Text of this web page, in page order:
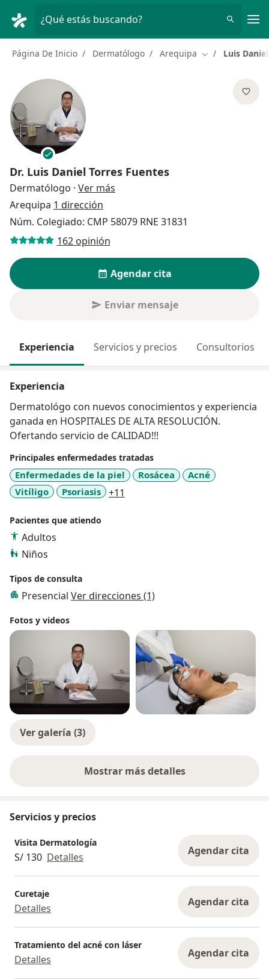
¿Qué estás buscando?
Página De Inicio Dermatólogo Arequipa Cambiar de
Luis
Dr. Luis Daniel Torres Fuentes
Dermatólogo · Ver más
Arequipa 1 dirección
Núm. Colegiado: CMP 58079 RNE 31831
162 opinión
Agendar cita
Enviar mensaje
Experiencia Servicios y precios Consultorios
Experiencia
Dermatológo con nuevos conocimientos y experiencia
ganada en HOSPITALES DE ALTA RESOLUCIÓN.
Ofertando servicio de CALIDAD!!!
Principales enfermedades tratadas
Enfermedades de la piel Rosácea
Acné
Vitíligo
Psoriasis +11
Pacientes que atiendo
Adultos
Niños
Tipos de consulta
Presencial Ver direcciones (1)
Fotos y videos
Ver galería (3)
Mostrar más detalles
sobre la experiencia
Servicios y precios
Visita Dermatología
S/ 130 Detalles Agendar cita
Curetaje
Detalles Agendar cita
Tratamiento del acné con láser
Detalles Agendar cita